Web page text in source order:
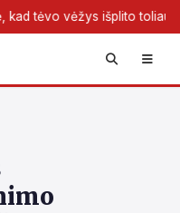
išplito toliau JAV